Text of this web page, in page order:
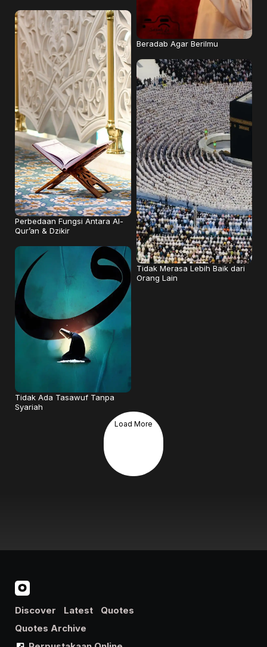
Perbedaan Fungsi Antara Al-
Qur’an & Dzikir
Beradab Agar Berilmu
Tidak Ada Tasawuf Tanpa
Syariah
Tidak Merasa Lebih Baik dari
Orang Lain
Load More
Discover Latest
Quotes
Quotes Archive